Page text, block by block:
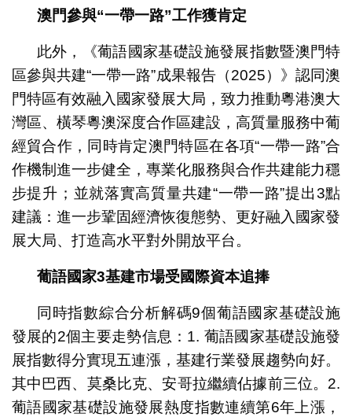
澳門參與“一帶一路”工作獲肯定
此外，《葡語國家基礎設施發展指數暨澳門特
區參與共建“一帶一路”成果報告（2025）》認同澳
門特區有效融入國家發展大局，致力推動粵港澳大
灣區、橫琴粵澳深度合作區建設，高質量服務中葡
經貿合作，同時肯定澳門特區在各項“一帶一路”合
作機制進一步健全，專業化服務與合作共建能力穩
步提升；並就落實高質量共建“一帶一路”提出3點
建議：進一步鞏固經濟恢復態勢、更好融入國家發
展大局、打造高水平對外開放平台。
葡語國家3基建市場受國際資本追捧
同時指數綜合分析解碼9個葡語國家基礎設施
發展的2個主要走勢信息：1. 葡語國家基礎設施發
展指數得分實現五連漲，基建行業發展趨勢向好。
其中巴西、莫桑比克、安哥拉繼續佔據前三位。2.
葡語國家基礎設施發展熱度指數連續第6年上漲，